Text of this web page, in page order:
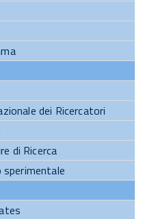
dei Ricercatori
di Ricerca
sperimentale